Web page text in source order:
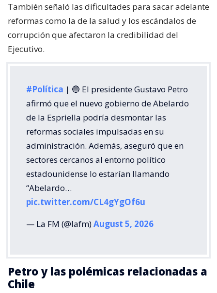
También señaló las dificultades para sacar adelante
reformas como la de la salud y los escándalos de
corrupción que afectaron la credibilidad del
Ejecutivo.
#Política | 🔵 El presidente Gustavo Petro
afirmó que el nuevo gobierno de Abelardo
de la Espriella podría desmontar las
reformas sociales impulsadas en su
administración. Además, aseguró que en
sectores cercanos al entorno político
estadounidense lo estarían llamando
“Abelardo…
pic.twitter.com/CL4gYgOf6u
— La FM (@lafm)August 5, 2026
Petro y las polémicas relacionadas a
Chile